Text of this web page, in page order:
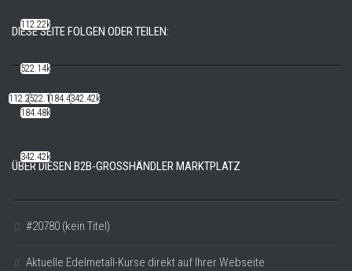
DIESE SEITE FOLGEN ODER TEILEN:
112.22k522.14k184.48k342.42k
ÜBER DIESEN B2B-GROSSHÄNDLER MARKTPLATZ
#20780 (kein Titel)
Aktuelle Edelmetall-Kurse direkt auf Ihrer Webseite
112.22k
522.14k
184.48k
342.42k